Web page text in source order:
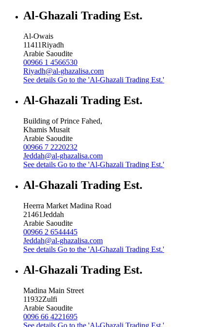
Al-Ghazali Trading Est.
Al-Owais
11411Riyadh
Arabie Saoudite
00966 1 4566530
Riyadh@al-ghazalisa.com
See details Go to the 'Al-Ghazali Trading Est.'
Al-Ghazali Trading Est.
Building of Prince Fahed,
Khamis Musait
Arabie Saoudite
00966 7 2220232
Jeddah@al-ghazalisa.com
See details Go to the 'Al-Ghazali Trading Est.'
Al-Ghazali Trading Est.
Heerra Market Madina Road
21461Jeddah
Arabie Saoudite
00966 2 6544445
Jeddah@al-ghazalisa.com
See details Go to the 'Al-Ghazali Trading Est.'
Al-Ghazali Trading Est.
Madina Main Street
11932Zulfi
Arabie Saoudite
0096 66 4221695
See details Go to the 'Al-Ghazali Trading Est.'